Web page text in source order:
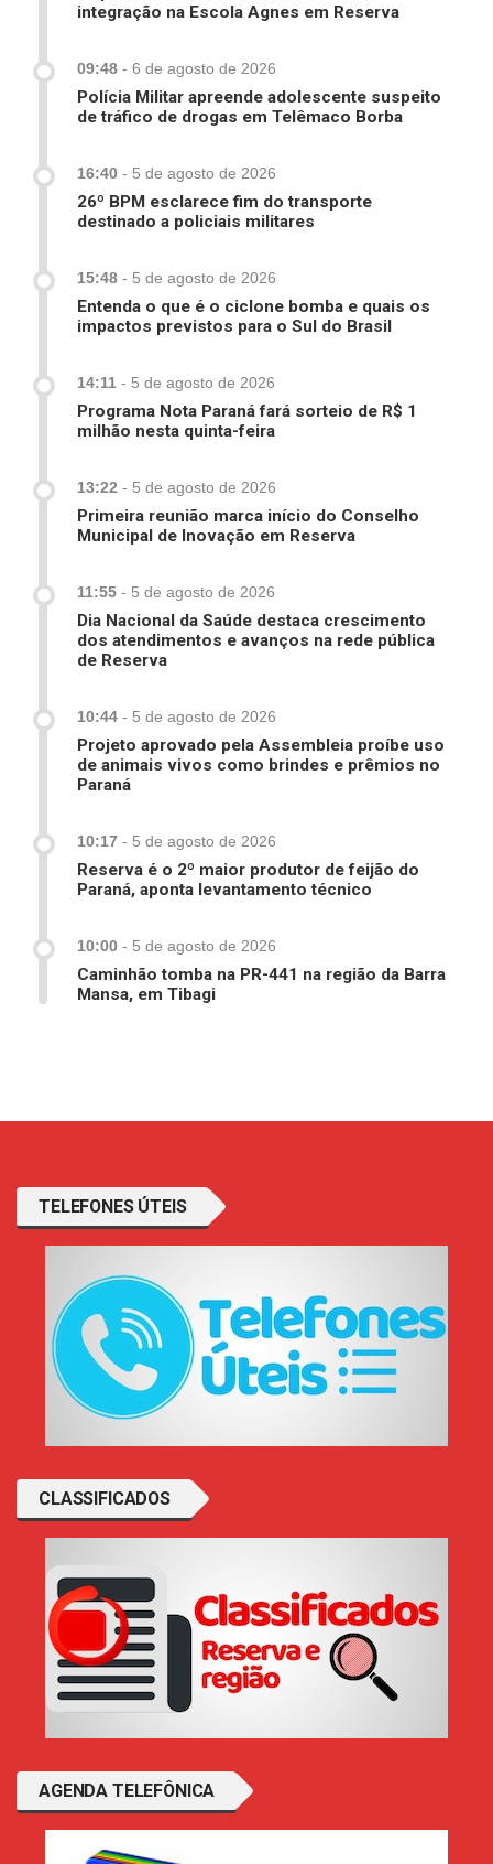
integração na Escola Agnes em Reserva
09:48 - 6 de agosto de 2026
Polícia Militar apreende adolescente suspeito
de tráfico de drogas em Telêmaco Borba
16:40 - 5 de agosto de 2026
26º BPM esclarece fim do transporte
destinado a policiais militares
15:48 - 5 de agosto de 2026
Entenda o que é o ciclone bomba e quais os
impactos previstos para o Sul do Brasil
14:11 - 5 de agosto de 2026
Programa Nota Paraná fará sorteio de R$ 1
milhão nesta quinta-feira
13:22 - 5 de agosto de 2026
Primeira reunião marca início do Conselho
Municipal de Inovação em Reserva
11:55 - 5 de agosto de 2026
Dia Nacional da Saúde destaca crescimento
dos atendimentos e avanços na rede pública
de Reserva
10:44 - 5 de agosto de 2026
Projeto aprovado pela Assembleia proíbe uso
de animais vivos como brindes e prêmios no
Paraná
10:17 - 5 de agosto de 2026
Reserva é o 2º maior produtor de feijão do
Paraná, aponta levantamento técnico
10:00 - 5 de agosto de 2026
Caminhão tomba na PR-441 na região da Barra
Mansa, em Tibagi
TELEFONES ÚTEIS
CLASSIFICADOS
AGENDA TELEFÔNICA